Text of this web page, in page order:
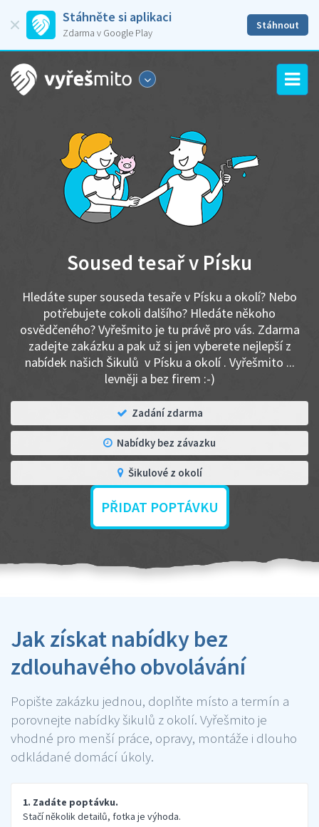
Stáhněte si aplikaci
Zdarma v Google Play
Stáhnout
Soused tesař v Písku
Hledáte super souseda tesaře v Písku a okolí? Nebo
potřebujete cokoli dalšího? Hledáte někoho
osvědčeného? Vyřešmito je tu právě pro vás. Zdarma
zadejte zakázku a pak už si jen vyberete nejlepší z
nabídek našich Šikulů v Písku a okolí . Vyřešmito ...
levněji a bez firem :-)
Zadání zdarma
Nabídky bez závazku
Šikulové z okolí
PŘIDAT POPTÁVKU
Jak získat nabídky bez
zdlouhavého obvolávání
Popište zakázku jednou, doplňte místo a termín a
porovnejte nabídky šikulů z okolí. Vyřešmito je
vhodné pro menší práce, opravy, montáže i dlouho
odkládané domácí úkoly.
1. Zadáte poptávku.
Stačí několik detailů, fotka je výhoda.